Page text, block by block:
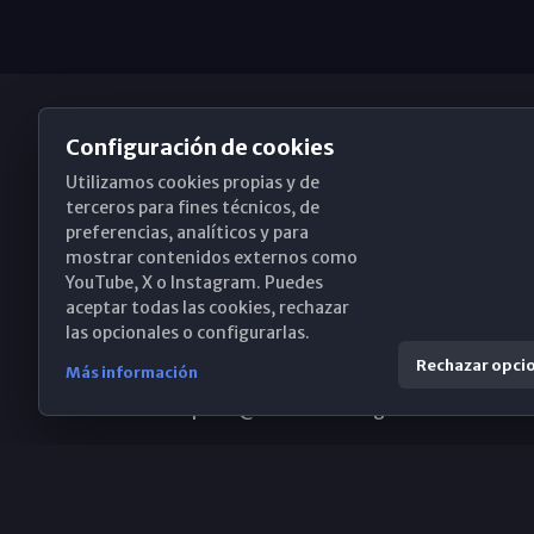
Obispado de Málaga
Santa María, 18-20. 29015 Málaga
(+34) 952 224 386
Configuración de cookies
Utilizamos cookies propias y de
terceros para fines técnicos, de
preferencias, analíticos y para
mostrar contenidos externos como
YouTube, X o Instagram. Puedes
aceptar todas las cookies, rechazar
las opcionales o configurarlas.
Más información Rechazar